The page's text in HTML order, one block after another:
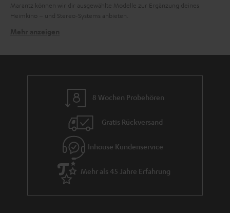
Marantz können wir dir ausgewählte Modelle zur Ergänzung deines
Heimkino – und Stereo-Systems anbieten.
HiFi-Verstärker – Fundament einer jeden Audio-Anlage
CD-Receiver: Was CDs am besten kreisen lässt
8 Wochen Probehören
Gratis Rückversand
Inhouse Kundenservice
Mehr als 45 Jahre Erfahrung